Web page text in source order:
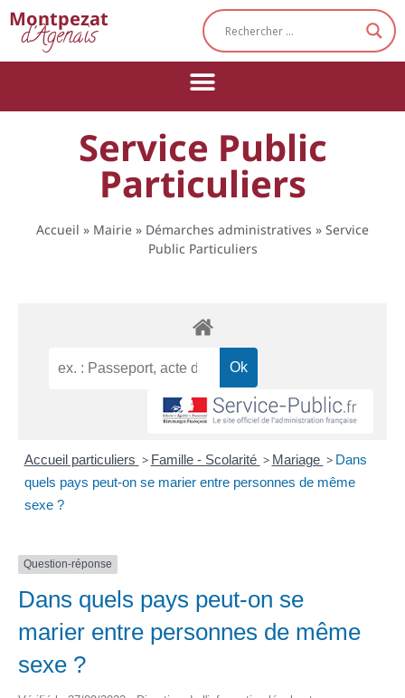
Montpezat
d'Agenais
Service Public
Particuliers
Accueil » Mairie » Démarches administratives » Service
Public Particuliers
Accueil particuliers > Famille - Scolarité > Mariage > Dans
quels pays peut-on se marier entre personnes de même
sexe ?
Question-réponse
Dans quels pays peut-on se
marier entre personnes de même
sexe ?
Cookies management panel